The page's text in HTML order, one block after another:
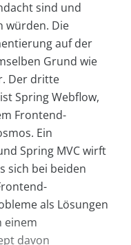
sind und
würden. Die
auf der
Grund wie
Der dritte
Spring Webflow,
Frontend-
Ein
Spring MVC wirft
sich bei beiden
als Lösungen
einem
davon